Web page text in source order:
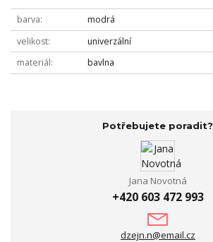
barva
modrá
velikost
univerzální
materiál
bavlna
Potřebujete poradit?
Jana Novotná
+420 603 472 993
dzejn.n@email.cz